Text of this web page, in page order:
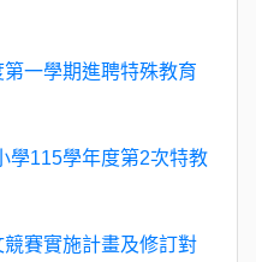
一學期進聘特殊教育
學115學年度第2次特教
賽實施計畫及修訂對